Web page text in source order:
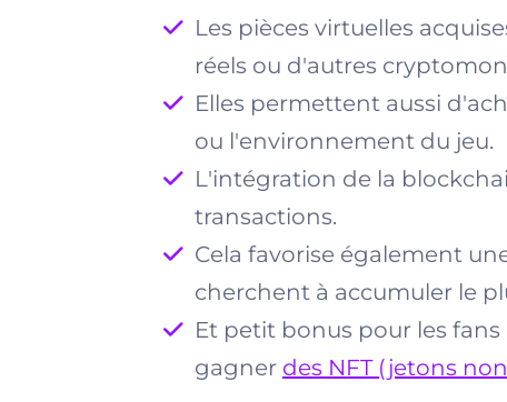
Les pièces virtuelles
réels ou d'autres
Elles permettent aussi
ou l'environnement du jeu.
L'intégration de la
transactions.
Cela favorise également
cherchent à accumuler le
Et petit bonus pour les
gagner des NFT (jetons